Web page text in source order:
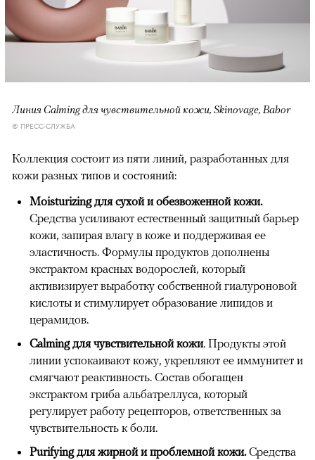
Линия Calming для чувствительной кожи, Skinovage, Babor
© ПРЕСС-СЛУЖБА
Коллекция состоит из пяти линий, разработанных для
кожи разных типов и состояний:
Moisturizing для сухой и обезвоженной кожи.
Средства усиливают естественный защитный барьер
кожи, запирая влагу в коже и поддерживая ее
эластичность. Формулы продуктов дополнены
экстрактом красных водорослей, который
активизирует выработку собственной гиалуроновой
кислоты и стимулирует образование липидов и
церамидов.
Calming для чувствительной кожи. Продукты этой
линии успокаивают кожу, укрепляют ее иммунитет и
смягчают реактивность. Состав обогащен
экстрактом гриба альбатреллуса, который
регулирует работу рецепторов, ответственных за
чувствительность к боли.
Purifying для жирной и проблемной кожи.Средства